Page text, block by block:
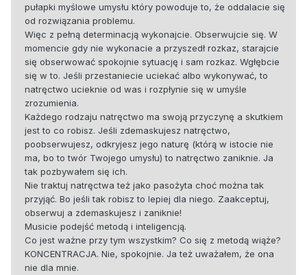
pułapki myślowe umysłu który powoduje to, że oddalacie się
od rozwiązania problemu.
Więc z pełną determinacją wykonajcie. Obserwujcie się. W
momencie gdy nie wykonacie a przyszedł rozkaz, starajcie
się obserwować spokojnie sytuację i sam rozkaz. Wgłębcie
się w to. Jeśli przestaniecie uciekać albo wykonywać, to
natręctwo ucieknie od was i rozpłynie się w umyśle
zrozumienia.
Każdego rodzaju natręctwo ma swoją przyczynę a skutkiem
jest to co robisz. Jeśli zdemaskujesz natręctwo,
poobserwujesz, odkryjesz jego naturę (którą w istocie nie
ma, bo to twór Twojego umysłu) to natręctwo zaniknie. Ja
tak pozbywałem się ich.
Nie traktuj natręctwa też jako pasożyta choć można tak
przyjąć. Bo jeśli tak robisz to lepiej dla niego. Zaakceptuj,
obserwuj a zdemaskujesz i zaniknie!
Musicie podejść metodą i inteligencją.
Co jest ważne przy tym wszystkim? Co się z metodą wiąże?
KONCENTRACJA. Nie, spokojnie. Ja też uważałem, że ona
nie dla mnie.